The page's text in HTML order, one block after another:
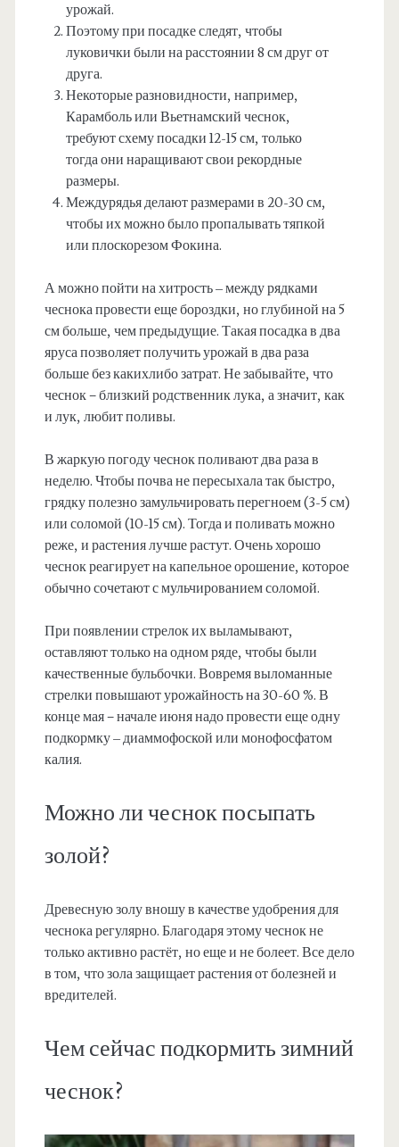
урожай.
Поэтому при посадке следят, чтобы
луковички были на расстоянии 8 см друг от
друга.
Некоторые разновидности, например,
Карамболь или Вьетнамский чеснок,
требуют схему посадки 12-15 см, только
тогда они наращивают свои рекордные
размеры.
Междурядья делают размерами в 20-30 см,
чтобы их можно было пропалывать тяпкой
или плоскорезом Фокина.
А можно пойти на хитрость – между рядками
чеснока провести еще бороздки, но глубиной на 5
см больше, чем предыдущие. Такая посадка в два
яруса позволяет получить урожай в два раза
больше без какихлибо затрат. Не забывайте, что
чеснок − близкий родственник лука, а значит, как
и лук, любит поливы.
В жаркую погоду чеснок поливают два раза в
неделю. Чтобы почва не пересыхала так быстро,
грядку полезно замульчировать перегноем (3-5 см)
или соломой (10-15 см). Тогда и поливать можно
реже, и растения лучше растут. Очень хорошо
чеснок реагирует на капельное орошение, которое
обычно сочетают с мульчированием соломой.
При появлении стрелок их выламывают,
оставляют только на одном ряде, чтобы были
качественные бульбочки. Вовремя выломанные
стрелки повышают урожайность на 30-60 %. В
конце мая − начале июня надо провести еще одну
подкормку – диаммофоской или монофосфатом
калия.
Можно ли чеснок посыпать
золой?
Древесную золу вношу в качестве удобрения для
чеснока регулярно. Благодаря этому чеснок не
только активно растёт, но еще и не болеет. Все дело
в том, что зола защищает растения от болезней и
вредителей.
Чем сейчас подкормить зимний
чеснок?